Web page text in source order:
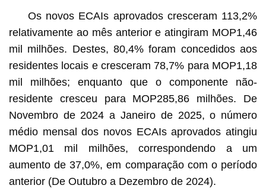
Os novos ECAIs aprovados cresceram 113,2%
relativamente ao mês anterior e atingiram MOP1,46
mil milhões. Destes, 80,4% foram concedidos aos
residentes locais e cresceram 78,7% para MOP1,18
mil milhões; enquanto que o componente não-
residente cresceu para MOP285,86 milhões. De
Novembro de 2024 a Janeiro de 2025, o número
médio mensal dos novos ECAIs aprovados atingiu
MOP1,01 mil milhões, correspondendo a um
aumento de 37,0%, em comparação com o período
anterior (De Outubro a Dezembro de 2024).